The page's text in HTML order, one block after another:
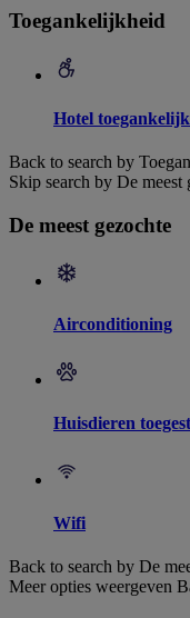
Toegankelijkheid
Hotel
Back to search by
Skip search by De meest
De meest gezochte
Airconditioning
Huisdieren
Wifi
Back to search by De
Meer opties weergeven